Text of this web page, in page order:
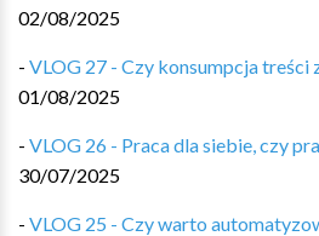
02/08/2025
- VLOG 27 - Czy konsumpcja treści
01/08/2025
- VLOG 26 - Praca dla siebie, czy
30/07/2025
- VLOG 25 - Czy warto